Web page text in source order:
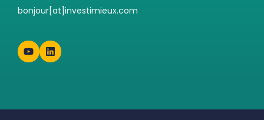
bonjour[at]investimieux.com